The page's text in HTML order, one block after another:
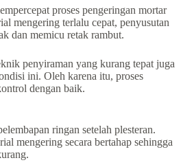
proses pengeringan mortar
mengering terlalu cepat, penyusutan
dan memicu retak rambut.
penyiraman yang kurang tepat juga
ini. Oleh karena itu, proses
dengan baik.
ringan setelah plesteran.
mengering secara bertahap sehingga